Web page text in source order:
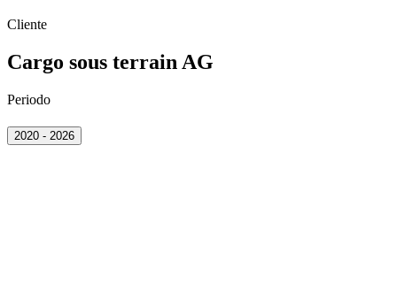
Cliente
Cargo sous terrain AG
Periodo
2020 - 2026